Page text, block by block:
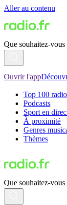
Aller au contenu
Que souhaitez-vous
Ouvrir l'app
Top 100
Podcasts
Sport en
À proximité
Genres
Thèmes
Que souhaitez-vous